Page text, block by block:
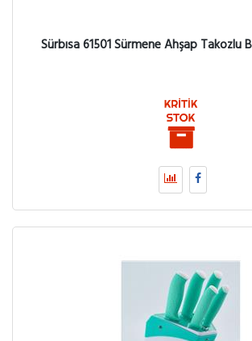
Sürbısa 61501 Sürmene Ahşap Takozlu